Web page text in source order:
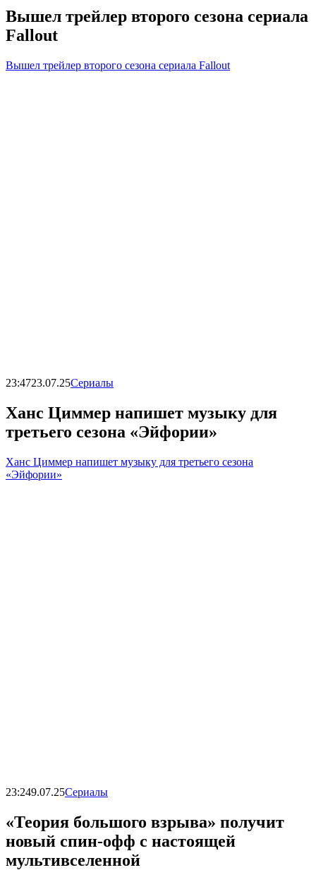
Вышел трейлер второго сезона сериала
Fallout
Вышел трейлер второго сезона сериала Fallout
23:4723.07.25Сериалы
Ханс Циммер напишет музыку для
третьего сезона «Эйфории»
Ханс Циммер напишет музыку для третьего сезона
«Эйфории»
23:249.07.25Сериалы
«Теория большого взрыва» получит
новый спин-офф с настоящей
мультивселенной